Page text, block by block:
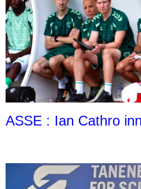
ASSE : Ian Cathro